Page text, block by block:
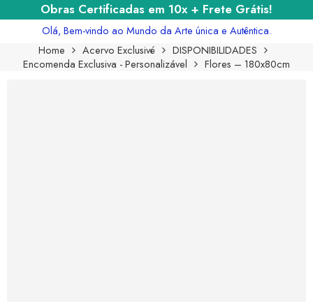
Obras Certificadas em 10x + Frete Grátis!
Olá, Bem-vindo ao Mundo da Arte única e Autêntica.
Home
Acervo Exclusivé
DISPONIBILIDADES
Encomenda Exclusiva - Personalizável
Flores – 180x80cm